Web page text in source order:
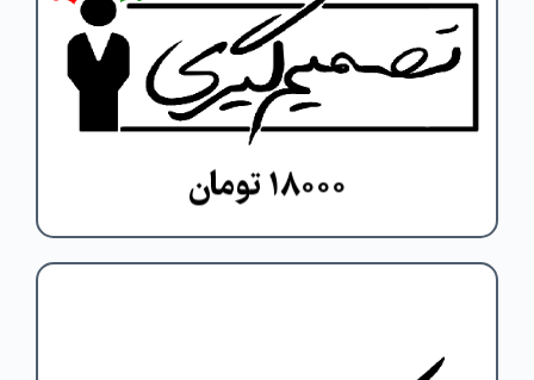
۱۸۰۰۰ تومان
زمانی که یک گزینه بیشتر نداریم، عملاً
تصمیم گیری معنایی ندارد. لذا در مورد
ابعاد مختلف تصمیم خود مردد می شویم.
مشاهده دوره